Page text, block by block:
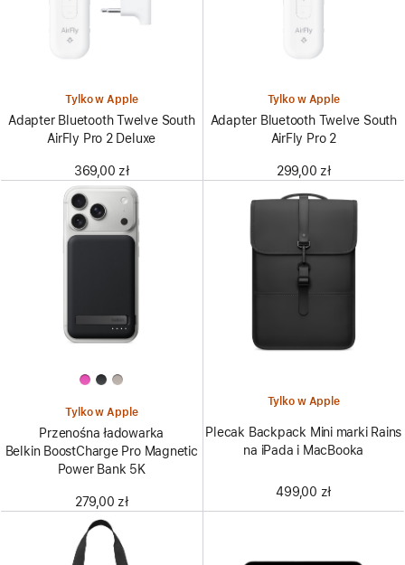
Tylko w Apple
Adapter Bluetooth Twelve South
AirFly Pro 2 Deluxe
369,00 zł
Tylko w Apple
Adapter Bluetooth Twelve South
AirFly Pro 2
299,00 zł
Tylko w Apple
Przenośna ładowarka
Belkin BoostCharge Pro Magnetic
Power Bank 5K
279,00 zł
Tylko w Apple
Plecak Backpack Mini marki Rains
na iPada i MacBooka
499,00 zł